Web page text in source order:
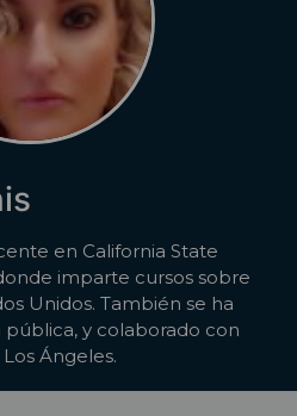
en California State
imparte cursos sobre
Unidos. También se ha
y colaborado con
Ángeles.